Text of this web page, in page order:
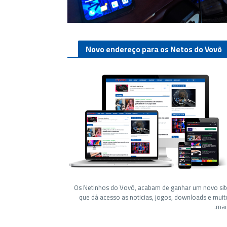
Novo endereço para os Netos do Vovô
Os Netinhos do Vovô, acabam de ganhar um novo
que dá acesso as noticias, jogos, downloads e